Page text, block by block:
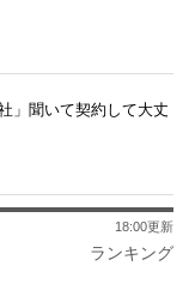
」聞いて契約して大丈
ランキング
18:00更新